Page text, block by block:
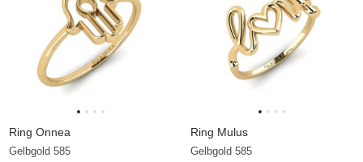
Ring Onnea
Gelbgold 585
Ring Mulus
Gelbgold 585